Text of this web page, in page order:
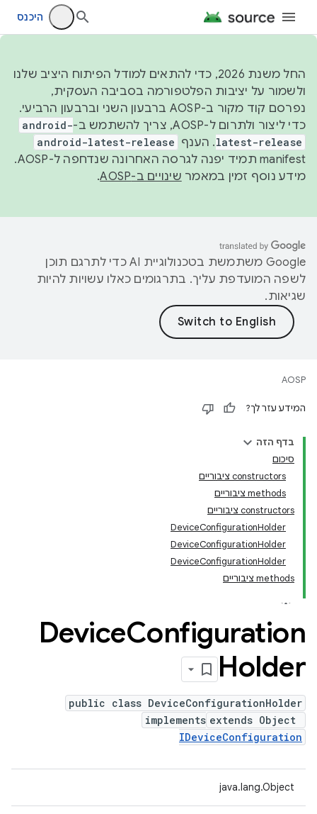
היכנס
החל משנת 2026, כדי להתאים למודל הפיתוח היציב שלנו
ולשמור על יציבות הפלטפורמה בסביבה העסקית,
נפרסם קוד מקור ב-AOSP ברבעון השני וברבעון הרביעי.
כדי ליצור ולתרום ל-AOSP, צריך להשתמש ב-
android-
latest-release. הענף android-latest-release
manifest תמיד יפנה לגרסה האחרונה שנדחפה ל-AOSP.
מידע נוסף זמין במאמר שינויים ב-AOSP .
‫Google משתמשת בטכנולוגיית AI כדי לתרגם תוכן
לשפה המועדפת עליך. בתרגומים כאלו עשויות להיות
שגיאות.
AOSP
המידע עזר לך?
בדף הזה
סיכום
‫constructors ציבוריים
‫methods ציבוריים
‫constructors ציבוריים
DeviceConfigurationHolder
DeviceConfigurationHolder
DeviceConfigurationHolder
‫methods ציבוריים
DeviceConfiguration
Holder
public class DeviceConfigurationHolder
extends Object
implements
IDeviceConfiguration
java.lang.Object